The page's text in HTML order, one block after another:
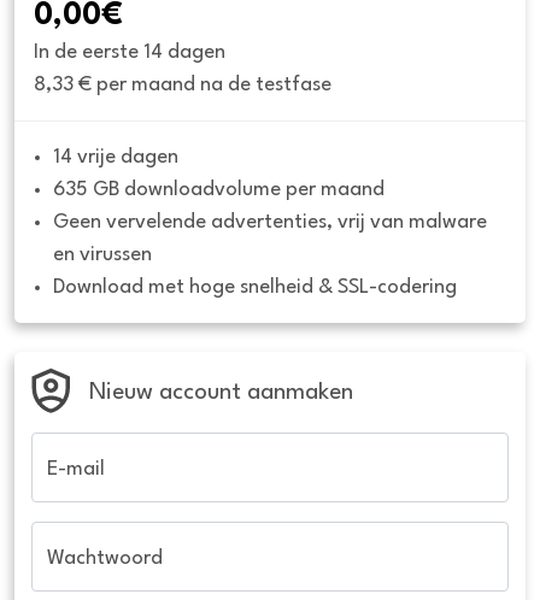
0,00€
In de eerste 14 dagen
8,33 € per maand na de testfase
14 vrije dagen
635 GB downloadvolume per maand
Geen vervelende advertenties, vrij van malware
en virussen
Download met hoge snelheid & SSL-codering
Nieuw account aanmaken
E-mail
Wachtwoord